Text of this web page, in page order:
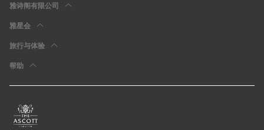
雅诗阁有限公司
雅星会
旅行与体验
帮助